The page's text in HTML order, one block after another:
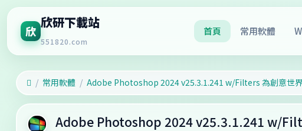
欣
欣研下載站
551820.com
首頁 常用軟體
常用軟體
Adobe Photoshop 2024 v25.3.1.241 w/